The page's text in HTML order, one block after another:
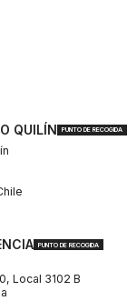
QUILÍN PUNTO DE RECOGIDA
PUNTO DE RECOGIDA
Local 3102 B